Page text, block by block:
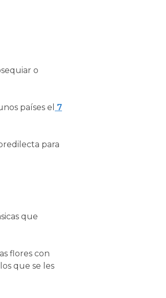
o
países el 7
para
que
flores con
que se les